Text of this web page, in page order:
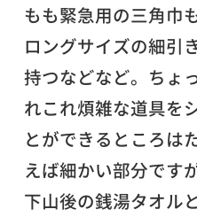
もも緊急用の三角巾
ロングサイズの細引
持つなどなど。ちょ
れこれ煩雑な道具を
とができるところは
えば細かい部分です
下山後の銭湯タオル